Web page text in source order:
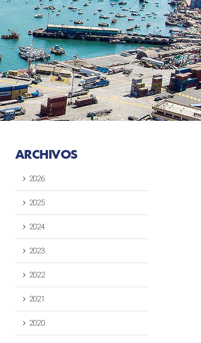
ARCHIVOS
2026
2025
2024
2023
2022
2021
2020